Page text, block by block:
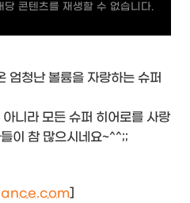
콘텐츠를 재생할 수 없습니다.
엄청난 볼륨을 자랑하는 슈퍼
니라 모든 슈퍼 히어로를 사랑
이 참 많으시네요~^^;;
]